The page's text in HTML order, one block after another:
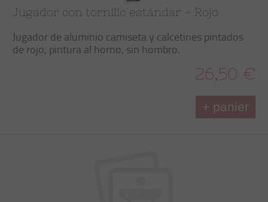
Jugador con tornillo estándar – Rojo
Jugador de aluminio camiseta y calcetines pintados
de rojo, pintura al horno, sin hombro.
26,50 €
+ panier